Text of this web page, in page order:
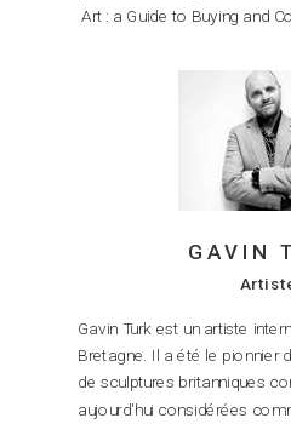
Art : a Guide to Buying and
GAVIN
Gavin Turk est un artiste
Bretagne. Il a été le pionnier
de sculptures britanniques
aujourd'hui considérées